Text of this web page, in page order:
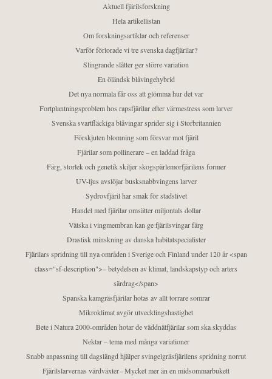
Aktuell fjärilsforskning
Hela artikellistan
Om forskningsartiklar och referenser
Varför förlorade vi tre svenska dagfjärilar?
Slingrande slåtter ger större variation
En öländsk blåvingehybrid
Det nya normala får oss att glömma hur det var
Fortplantningsproblem hos rapsfjärilar efter värmestress som larver
Svenska svartfläckiga blåvingar sprider sig i Storbritannien
Förskjuten blomning som försvar mot fjäril
Fjärilar som pollinerare – en laddad fråga
Färg, storlek och genetik skiljer skogspärlemorfjärilens former
UV-ljus avslöjar busksnabbvingens larver
Sydrovfjäril har smak för stadslivet
Handel med fjärilar omsätter miljontals dollar
Vätska i vingmembran kan ge fjärilsvingar färg
Drastisk minskning av danska habitatspecialister
Fjärilars spridning till nya områden i Sverige och Finland under 120 år <span
class="sf-description">– betydelsen av klimat, landskapstyp och arters
särdrag</span>
Spanska kamgräsfjärilar hotas av allt torrare somrar
Mikroklimat avgör utvecklingshastighet
Bete i Natura 2000-områden hotar de väddnätfjärilar som ska skyddas
Nektar – tema med många variationer
Snabb anpassning till dagslängd hjälper svingelgräsfjärilens spridning norrut
Fjärilslarvernas värdväxter– Mycket mer än en midsommarbukett